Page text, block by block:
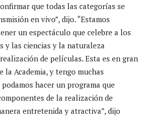
que todas las categorías se
en vivo”, dijo. “Estamos
un espectáculo que celebre a los
y las ciencias y la naturaleza
de películas. Esta es en gran
la Academia, y tengo muchas
hacer un programa que
de la realización de
entretenida y atractiva”, dijo